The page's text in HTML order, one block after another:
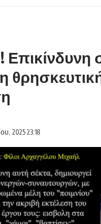
2025 23:18